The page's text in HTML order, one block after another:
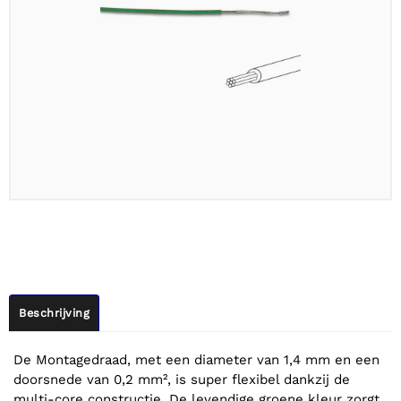
Beschrijving
De Montagedraad, met een diameter van 1,4 mm en een
doorsnede van 0,2 mm², is super flexibel dankzij de